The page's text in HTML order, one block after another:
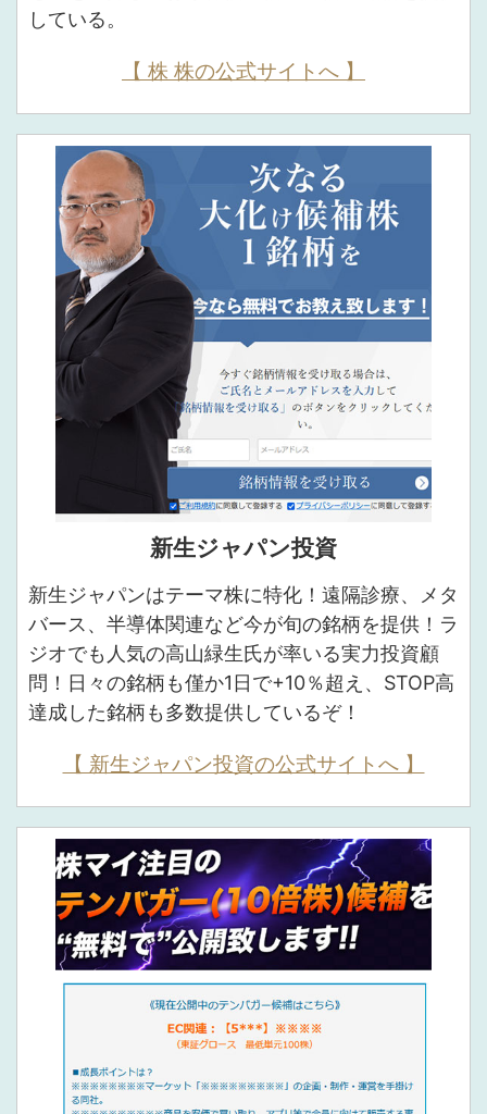
している。
【 株 株の公式サイトへ 】
新生ジャパン投資
新生ジャパンはテーマ株に特化！遠隔診療、メタ
バース、半導体関連など今が旬の銘柄を提供！ラ
ジオでも人気の高山緑生氏が率いる実力投資顧
問！日々の銘柄も僅か1日で+10％超え、STOP高
達成した銘柄も多数提供しているぞ！
【 新生ジャパン投資の公式サイトへ 】